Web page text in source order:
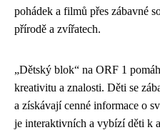
pohádek a filmů přes zábavné
přírodě a zvířatech.
„Dětský blok“ na ORF 1
kreativitu a znalosti. Děti se
a získávají cenné informace o
je interaktivních a vybízí děti k